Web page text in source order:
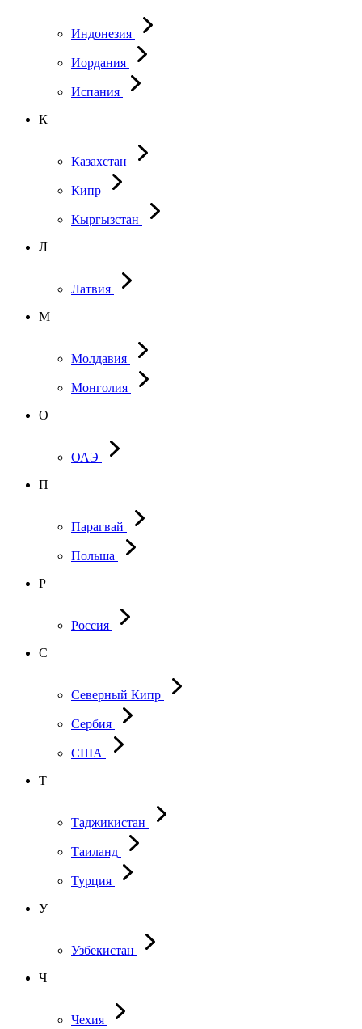
Индонезия
Иордания
Испания
К
Казахстан
Кипр
Кыргызстан
Л
Латвия
М
Молдавия
Монголия
О
ОАЭ
П
Парагвай
Польша
Р
Россия
С
Северный Кипр
Сербия
США
Т
Таджикистан
Таиланд
Турция
У
Узбекистан
Ч
Чехия